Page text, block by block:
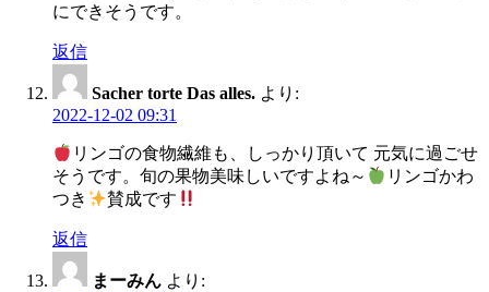
にできそうです。
返信
Sacher torte Das alles. より:
2022-12-02 09:31
リンゴの食物繊維も、しっかり頂いて 元気に過ごせ
そうです。旬の果物美味しいですよね～
リンゴかわ
つき
賛成です
返信
まーみん より: